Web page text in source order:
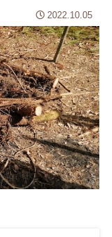
2022.10.05